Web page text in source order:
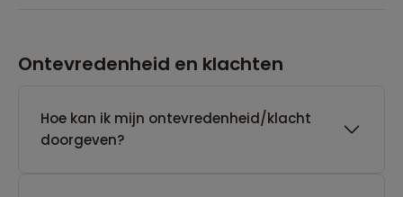
Ontevredenheid en klachten
Hoe kan ik mijn ontevredenheid/klacht
doorgeven?